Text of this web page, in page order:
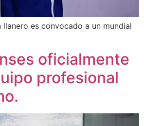
llanero es convocado a un mundial
oficialmente
profesional